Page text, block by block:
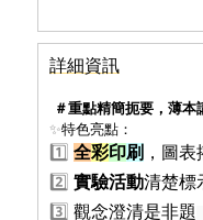
詳細資訊
＃重點精簡扼要，薄本
✨特色亮點：
1️⃣ 全彩印刷 ，圖
2️⃣ 實驗活動清楚標
3️⃣ 觀念澄清是非題